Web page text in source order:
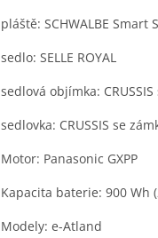
pláště: SCHWALBE Smart
sedlo: SELLE ROYAL
sedlová objímka:
sedlovka: CRUSSIS se
Motor: Panasonic GXPP
Kapacita baterie: 900 Wh
Modely: e-Atland